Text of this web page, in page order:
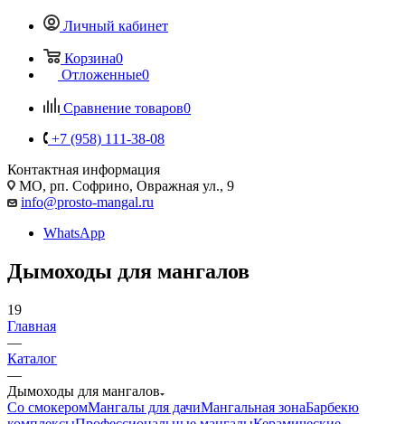
Личный кабинет
Корзина0
Отложенные0
Сравнение товаров0
+7 (958) 111-38-08
Контактная информация
МО, рп. Софрино, Овражная ул., 9
info@prosto-mangal.ru
WhatsApp
Дымоходы для мангалов
19
Главная
—
Каталог
—
Дымоходы для мангалов
Со смокеромМангалы для дачиМангальная зонаБарбекю